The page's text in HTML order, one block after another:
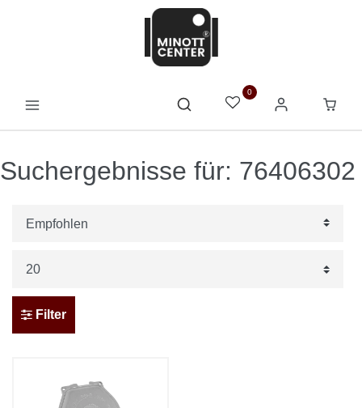
0
Suchergebnisse für: 76406302
Filter